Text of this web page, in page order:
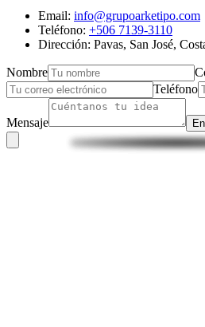
Email: info@grupoarketipo.com
Teléfono: +506 7139-3110
Dirección: Pavas, San José,
Nombre
Teléfono
Mensaje